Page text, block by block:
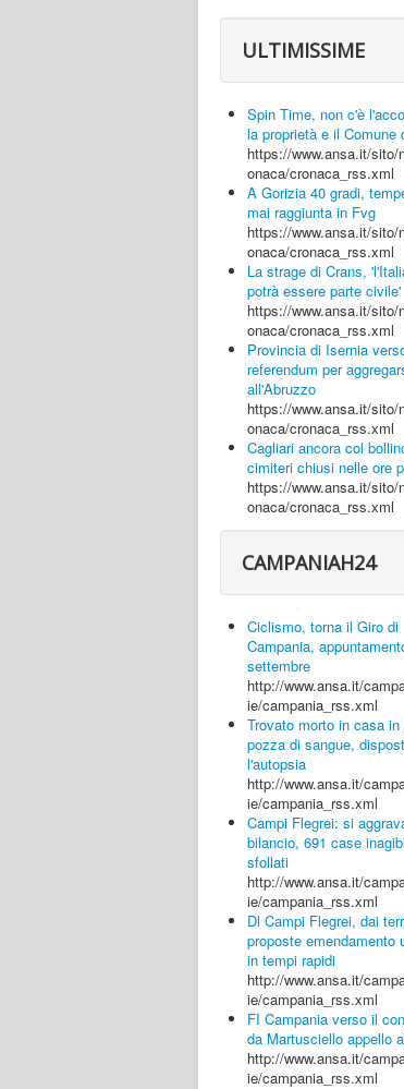
ULTIMISSIME
Spin Time, non c'è
la proprietà e il Comune
https://www.ansa.it/sito/
onaca/cronaca_rss.xml
A Gorizia 40 gradi,
mai raggiunta in Fvg
https://www.ansa.it/sito/
onaca/cronaca_rss.xml
La strage di Crans,
potrà essere parte civile'
https://www.ansa.it/sito/
onaca/cronaca_rss.xml
Provincia di Isernia
referendum per
all'Abruzzo
https://www.ansa.it/sito/
onaca/cronaca_rss.xml
Cagliari ancora col
cimiteri chiusi nelle ore
https://www.ansa.it/sito/
onaca/cronaca_rss.xml
CAMPANIAH24
Ciclismo, torna il Giro di
Campania,
settembre
http://www.ansa.it/
ie/campania_rss.xml
Trovato morto in casa in
pozza di sangue,
l'autopsia
http://www.ansa.it/
ie/campania_rss.xml
Campi Flegrei: si
bilancio, 691 case
sfollati
http://www.ansa.it/
ie/campania_rss.xml
Dl Campi Flegrei, dai
proposte emendamento
in tempi rapidi
http://www.ansa.it/
ie/campania_rss.xml
FI Campania verso il
da Martusciello appello
http://www.ansa.it/
ie/campania_rss.xml